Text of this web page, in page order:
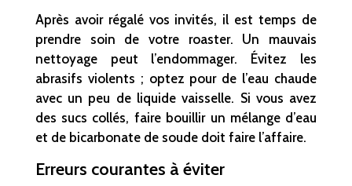
Après avoir régalé vos invités, il est temps de
prendre soin de votre roaster. Un mauvais
nettoyage peut l’endommager. Évitez les
abrasifs violents ; optez pour de l’eau chaude
avec un peu de liquide vaisselle. Si vous avez
des sucs collés, faire bouillir un mélange d’eau
et de bicarbonate de soude doit faire l’affaire.
Erreurs courantes à éviter